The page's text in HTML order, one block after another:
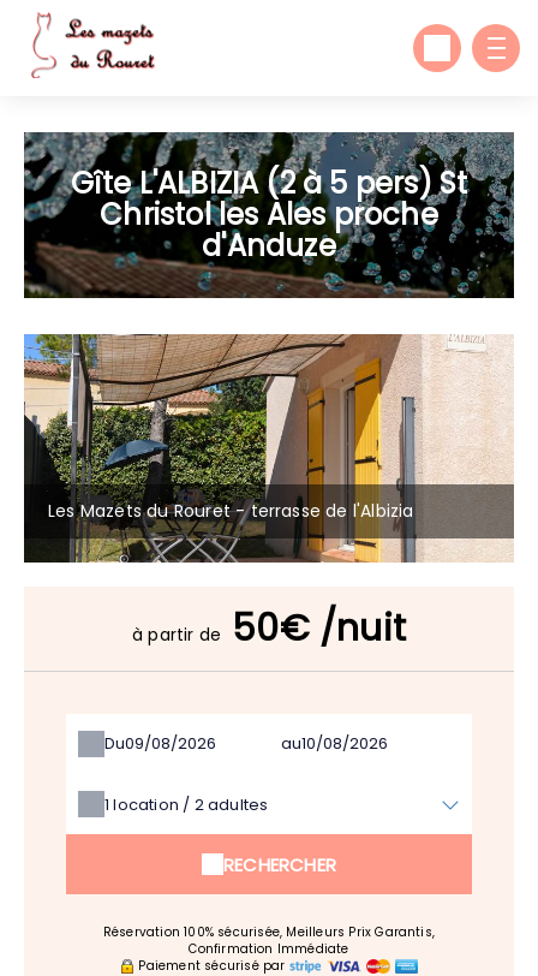
Gîte L'ALBIZIA (2 à 5 pers) St
Christol les Ales proche
d'Anduze
Les Mazets du Rouret - terrasse de l'Albizia
à partir de 50€ /nuit
Du au
1location / 2adultes
RECHERCHER
Réservation 100% sécurisée, Meilleurs Prix Garantis,
Confirmation Immédiate
Paiement sécurisé par